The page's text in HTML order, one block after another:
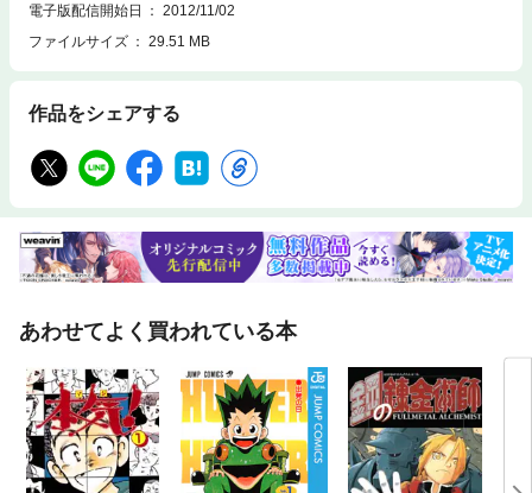
電子版配信開始日
2012/11/02
ファイルサイズ
29.51 MB
作品をシェアする
あわせてよく買われている本